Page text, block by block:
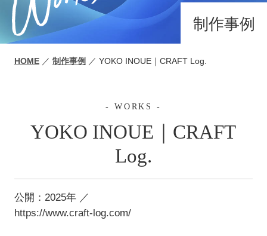
ブログ
制作事例
HOME／ 制作事例 ／ YOKO INOUE｜CRAFT Log.
WORKS
YOKO INOUE｜CRAFT
Log.
公開：2025年 ／
https://www.craft-log.com/